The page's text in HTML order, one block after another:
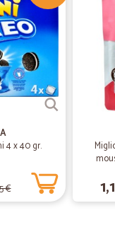
di biscotti buone,
4 x 40 gr.
€